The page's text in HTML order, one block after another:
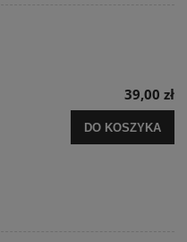
39,00 zł
DO KOSZYKA